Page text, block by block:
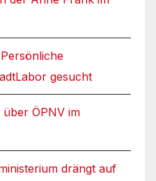
Persönliche
gesucht
über ÖPNV im
drängt auf